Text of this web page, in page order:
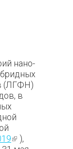
нано-
(ЛГФН)
в
(внешняя
),